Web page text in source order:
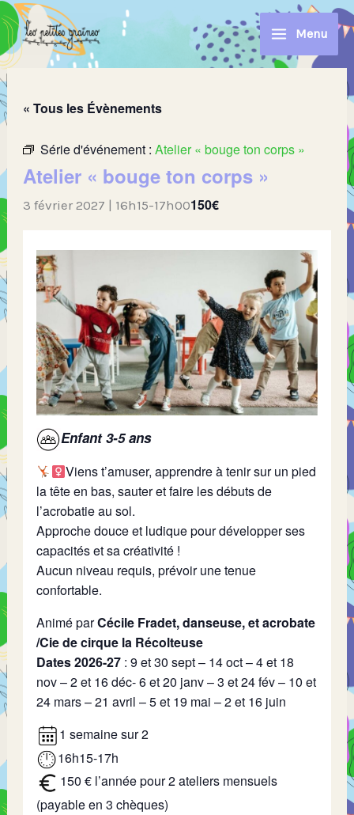
Aller
au
contenu
Menu
« Tous les Évènements
Série d'événement :Atelier « bouge ton corps »
Atelier « bouge ton corps »
3 février 2027 | 16h15-17h00150€
Enfant 3-5 ans
Viens t’amuser, apprendre à tenir sur un pied
la tête en bas, sauter et faire les débuts de
l’acrobatie au sol.
Approche douce et ludique pour développer ses
capacités et sa créativité !
Aucun niveau requis, prévoir une tenue
confortable.
Animé parCécile Fradet, danseuse, et acrobate
/Cie de cirque la Récolteuse
Dates 2026-27 : 9 et 30 sept – 14 oct – 4 et 18
nov – 2 et 16 déc- 6 et 20 janv – 3 et 24 fév – 10 et
24 mars – 21 avril – 5 et 19 mai – 2 et 16 juin
1 semaine sur 2
16h15-17h
150 € l’année pour 2 ateliers mensuels
(payable en 3 chèques)